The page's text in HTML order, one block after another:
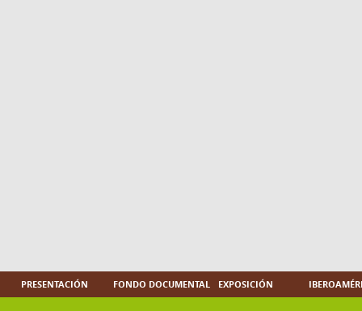
PRESENTACIÓN FONDO DOCUMENTAL EXPOSICIÓN